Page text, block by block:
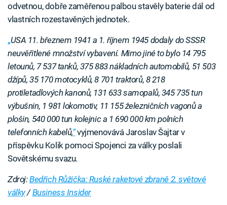
odvetnou, dobře zaměřenou palbou stavěly baterie dál od
vlastních rozestavěných jednotek.
„USA 11. březnem 1941 a 1. říjnem 1945 dodaly do SSSR
neuvěřitlené množství vybavení. Mimo jiné to bylo 14 795
letounů, 7 537 tanků, 375 883 nákladních automobilů, 51 503
džípů, 35 170 motocyklů, 8 701 traktorů, 8 218
protiletadlových kanonů, 131 633 samopalů, 345 735 tun
výbušnin, 1 981 lokomotiv, 11 155 železničních vagonů a
plošin, 540 000 tun kolejnic a 1 690 000 km polních
telefonních kabelů,“vyjmenovává Jaroslav Šajtar v
příspěvku Kolik pomoci Spojenci za války poslali
Sovětskému svazu.
Zdroj:Bedřich Růžička: Ruské raketové zbraně 2. světové
války/Business Insider